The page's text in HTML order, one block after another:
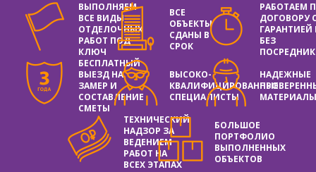
ВЫПОЛНЯЕМ
ВСЕ ВИДЫ
ОТДЕЛОЧНЫХ
РАБОТ ПОД
КЛЮЧ
ВСЕ
ОБЪЕКТЫ
СДАНЫ В
СРОК
РАБОТАЕМ
ДОГОВОРУ
ГАРАНТИЕЙ
БЕЗ
БЕСПЛАТНЫЙ
ВЫЕЗД НА
ЗАМЕР И
СОСТАВЛЕНИЕ
СМЕТЫ
ВЫСОКО-
КВАЛИФИЦИРОВАННЫЕ
СПЕЦИАЛИСТЫ
НАДЕЖНЫЕ
ТЕХНИЧЕСКИЙ
НАДЗОР ЗА
ВЕДЕНИЕМ
РАБОТ НА
ВСЕХ ЭТАПАХ
БОЛЬШОЕ
ПОРТФОЛИО
ВЫПОЛНЕННЫХ
ОБЪЕКТОВ